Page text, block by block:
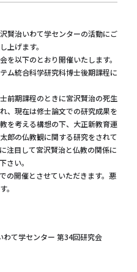
賢治いわて学センターの活動にご
上げます。
を以下のとおり開催いたします。
ム統合科学研究科博士後期課程に
前期課程のときに宮沢賢治の死生
、現在は修士論文での研究成果を
を考える構想の下、大正新教育運
郎の仏教観に関する研究をされて
注目して宮沢賢治と仏教の関係に
さい。
の開催とさせていただきます。悪
。
わて学センター 第34回研究会